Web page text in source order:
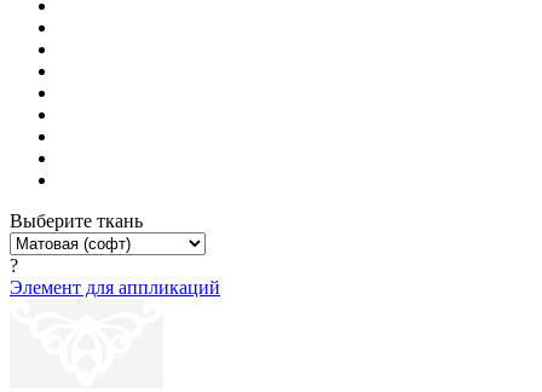
Выберите ткань
?
Элемент для аппликаций